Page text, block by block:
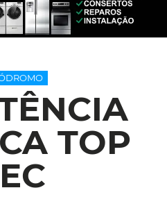
TOP